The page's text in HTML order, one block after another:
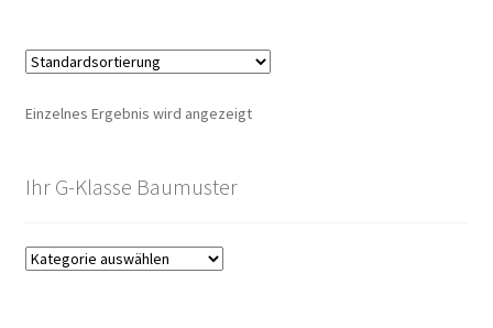
Einzelnes Ergebnis wird angezeigt
Ihr G-Klasse Baumuster